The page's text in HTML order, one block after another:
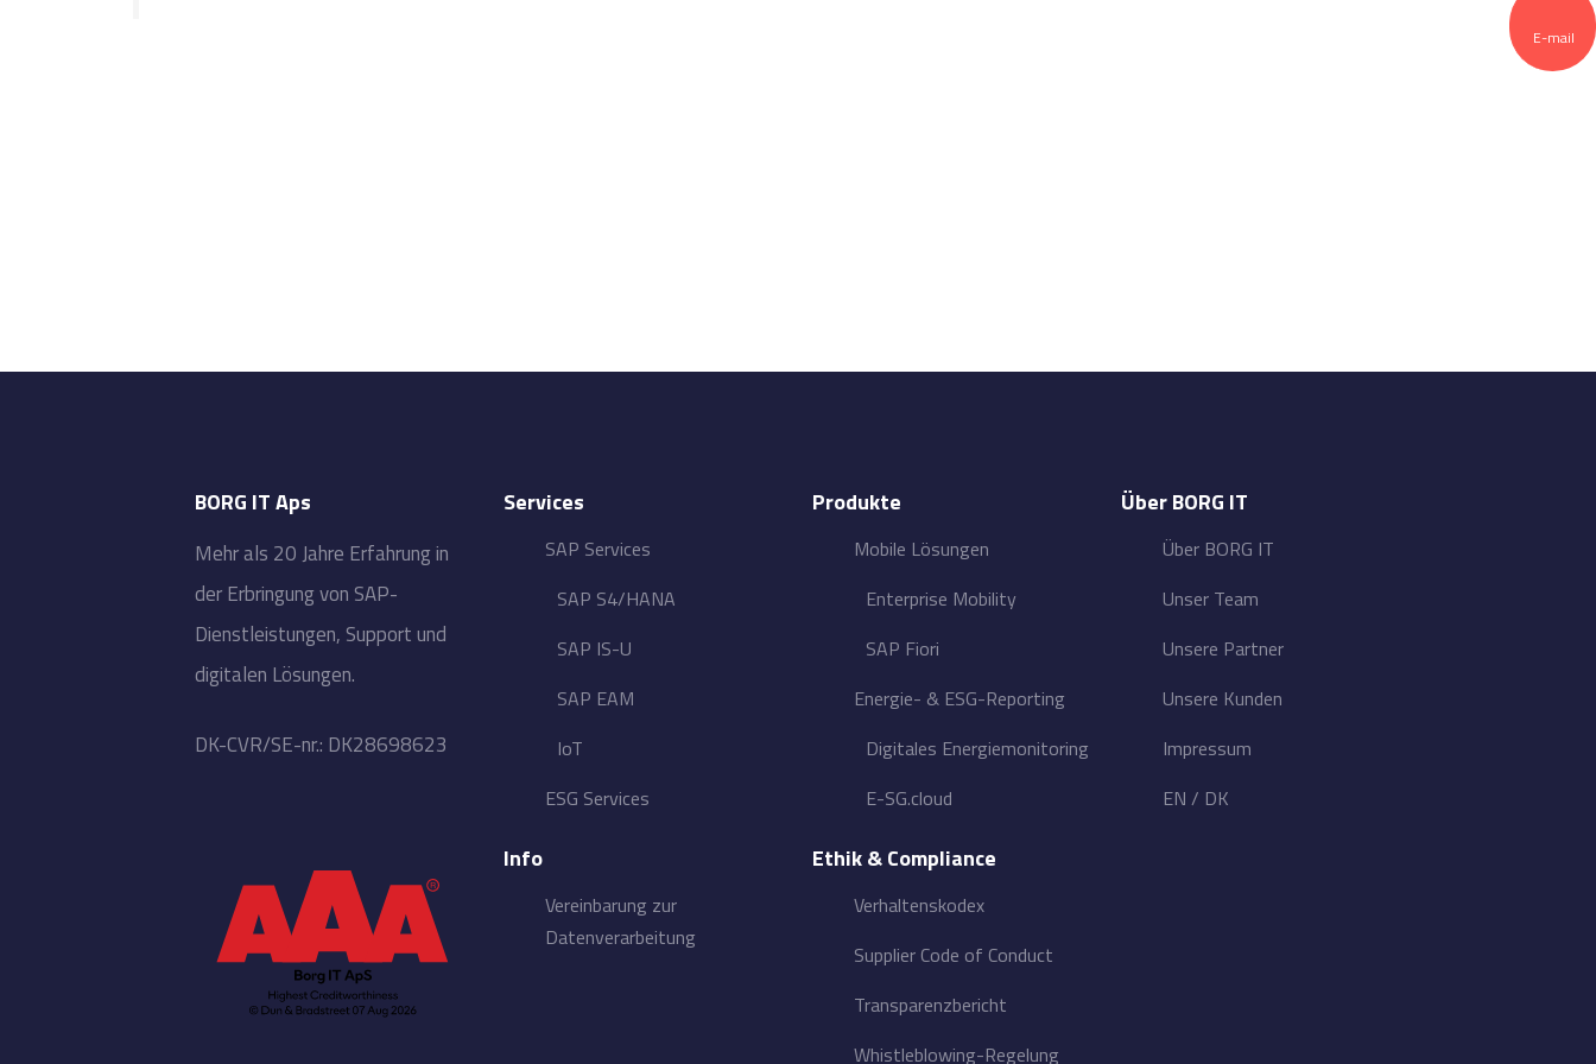
E-mail
BORG IT Aps
​Mehr als 20 Jahre Erfahrung in
der Erbringung von SAP-
Dienstleistungen, Support und
digitalen Lösungen.
​DK-CVR/SE-nr.: DK28698623
Services
SAP Services
SAP S4/HANA
SAP IS-U
SAP EAM
IoT
ESG Services
Info
Vereinbarung zur
Datenverarbeitung
Produkte
Mobile Lösungen
Enterprise Mobility
SAP Fiori
Energie- & ESG-Reporting
Digitales Energiemonitoring
E-SG.cloud
Ethik & Compliance
Verhaltenskodex
Supplier Code of Conduct
Transparenzbericht
Whistleblowing-Regelung
Über BORG IT
Über BORG IT
Unser Team
Unsere Partner
Unsere Kunden
Impressum
EN / DK